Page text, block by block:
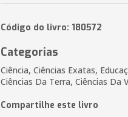
Código do livro: 180572
Categorias
Ciência, Ciências Exatas,
Ciências Da Terra, Ciências Da
Compartilhe este livro